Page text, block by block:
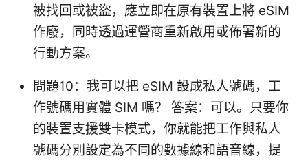
被找回或被盜，應立即在原有裝置上將 eSIM
作廢，同時透過運營商重新啟用或佈署新的
行動方案。
問題10：我可以把 eSIM 設成私人號碼，工
作號碼用實體 SIM 嗎？ 答案：可以。只要你
的裝置支援雙卡模式，你就能把工作與私人
號碼分別設定為不同的數據線和語音線，提